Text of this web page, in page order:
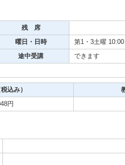
残 席
曜日・日時 第1・3土曜
途中受講 できます
込み）
円